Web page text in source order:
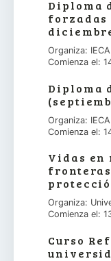
Diploma
forzadas
Organiza:
Comienza el:
Diploma
Organiza:
Comienza el:
Vidas en
Organiza:
Comienza el:
Curso